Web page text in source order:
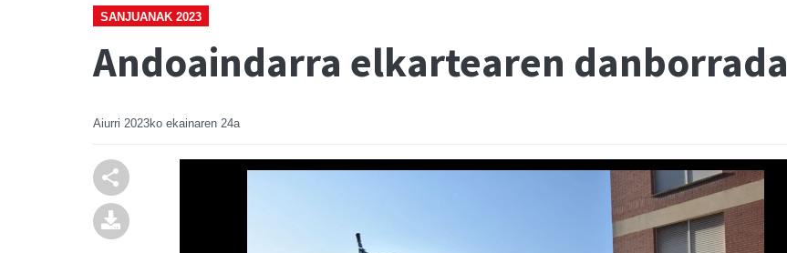
SANJUANAK 2023
Andoaindarra elkartearen danborrada
Aiurri 2023ko ekainaren 24a